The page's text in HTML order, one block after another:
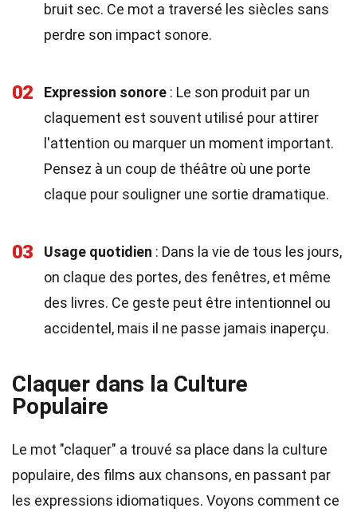
bruit sec. Ce mot a traversé les siècles sans
perdre son impact sonore.
02 Expression sonore : Le son produit par un
claquement est souvent utilisé pour attirer
l'attention ou marquer un moment important.
Pensez à un coup de théâtre où une porte
claque pour souligner une sortie dramatique.
03 Usage quotidien : Dans la vie de tous les jours,
on claque des portes, des fenêtres, et même
des livres. Ce geste peut être intentionnel ou
accidentel, mais il ne passe jamais inaperçu.
Claquer dans la Culture
Populaire
Le mot "claquer" a trouvé sa place dans la culture
populaire, des films aux chansons, en passant par
les expressions idiomatiques. Voyons comment ce